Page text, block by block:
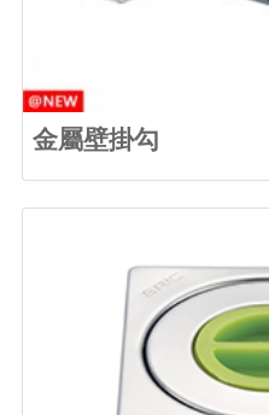
金屬壁掛勾